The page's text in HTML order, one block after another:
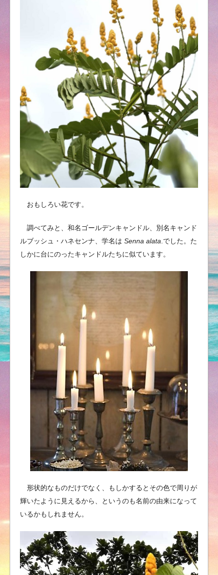
おもしろい花です。
調べてみと、和名ゴールデンキャンドル、別名キャンド
ルブッシュ・ハネセンナ、学名は Senna alata .でした。た
しかに台にのったキャンドルたちに似ています。
形状的なものだけでなく、もしかするとその色で周りが
輝いたように見えるから、というのも名前の由来になって
いるかもしれません。